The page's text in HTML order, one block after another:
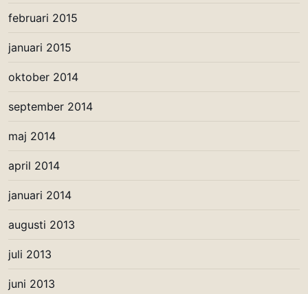
februari 2015
januari 2015
oktober 2014
september 2014
maj 2014
april 2014
januari 2014
augusti 2013
juli 2013
juni 2013